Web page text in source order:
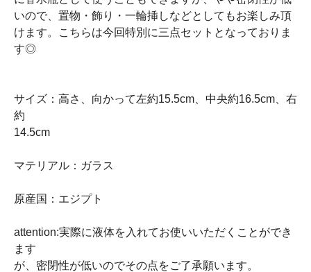
いので、置物・飾り・一輪挿しなどとしてもお楽しみ頂
けます。こちらは今回特別に三点セットとなっておりま
す◎
サイズ：高さ、向かって左約15.5cm、中央約16.5cm、右
約
14.5cm
マテリアル：ガラス
原産国：エジプト
attention:実際に液体を入れてお使いいただくことができ
ます
が、密閉性が低いのでその点をご了承願います。